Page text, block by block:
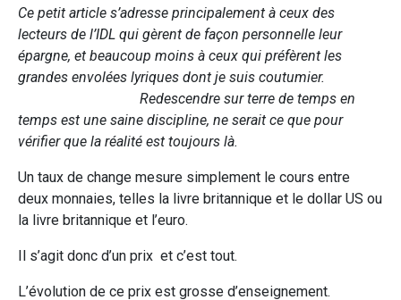
Ce petit article s’adresse principalement à ceux des
lecteurs de l’IDL qui gèrent de façon personnelle leur
épargne, et beaucoup moins à ceux qui préfèrent les
grandes envolées lyriques dont je suis coutumier.
Redescendre sur terre de temps en
temps est une saine discipline, ne serait ce que pour
vérifier que la réalité est toujours là.
Un taux de change mesure simplement le cours entre
deux monnaies, telles la livre britannique et le dollar US ou
la livre britannique et l’euro.
Il s’agit donc d’un prix et c’est tout.
L’évolution de ce prix est grosse d’enseignement.